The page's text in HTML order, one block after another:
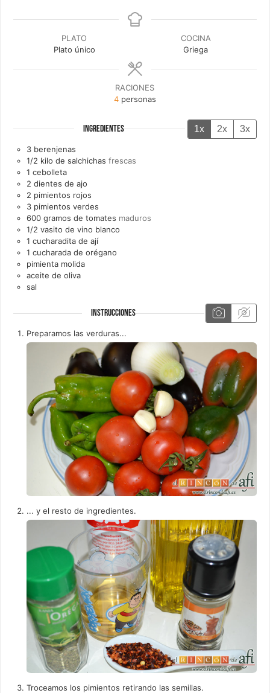
PLATO
Plato único
COCINA
Griega
RACIONES
4 personas
INGREDIENTES 1x 2x 3x
3 berenjenas
1/2 kilo de salchichas frescas
1 cebolleta
2 dientes de ajo
2 pimientos rojos
3 pimientos verdes
600 gramos de tomates maduros
1/2 vasito de vino blanco
1 cucharadita de ají
1 cucharada de orégano
pimienta molida
aceite de oliva
sal
INSTRUCCIONES
Preparamos las verduras...
... y el resto de ingredientes.
Troceamos los pimientos retirando las semillas.